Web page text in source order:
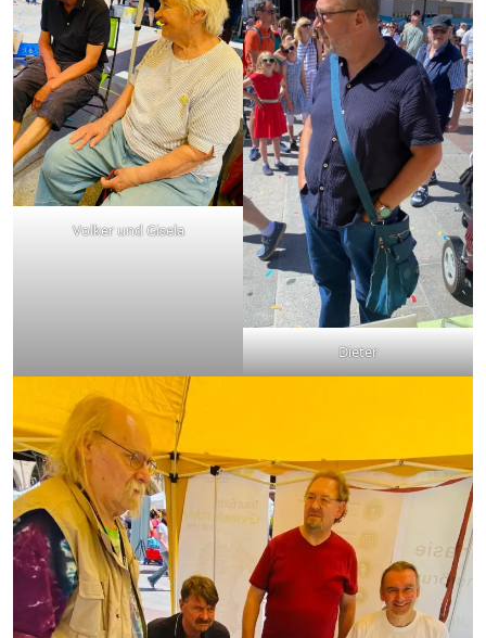
Volker und Gisela
Dieter